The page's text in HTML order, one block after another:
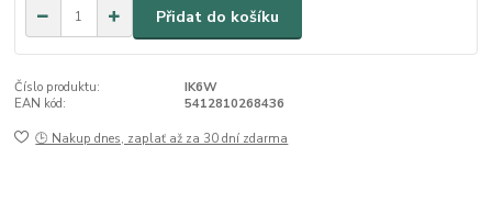
Přidat do košíku
Číslo produktu:
IK6W
EAN kód:
5412810268436
🕒 Nakup dnes, zaplať až za 30 dní zdarma